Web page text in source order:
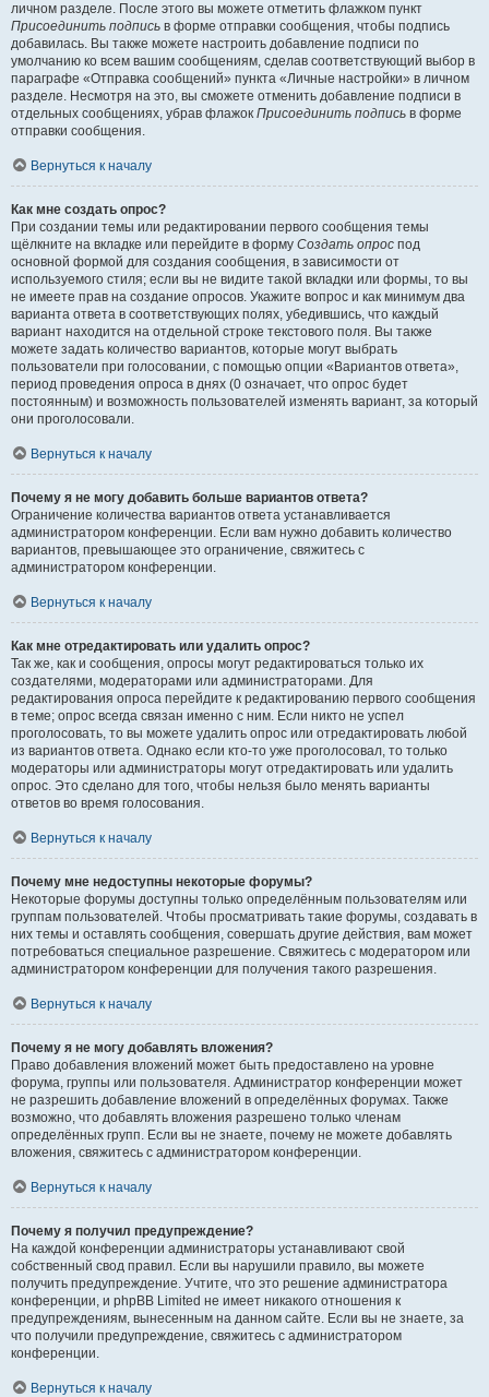
личном разделе. После этого вы можете отметить флажком пункт
Присоединить подпись в форме отправки сообщения, чтобы подпись
добавилась. Вы также можете настроить добавление подписи по
умолчанию ко всем вашим сообщениям, сделав соответствующий выбор в
параграфе «Отправка сообщений» пункта «Личные настройки» в личном
разделе. Несмотря на это, вы сможете отменить добавление подписи в
отдельных сообщениях, убрав флажок Присоединить подпись в форме
отправки сообщения.
Вернуться к началу
Как мне создать опрос?
При создании темы или редактировании первого сообщения темы
щёлкните на вкладке или перейдите в форму Создать опрос под
основной формой для создания сообщения, в зависимости от
используемого стиля; если вы не видите такой вкладки или формы, то вы
не имеете прав на создание опросов. Укажите вопрос и как минимум два
варианта ответа в соответствующих полях, убедившись, что каждый
вариант находится на отдельной строке текстового поля. Вы также
можете задать количество вариантов, которые могут выбрать
пользователи при голосовании, с помощью опции «Вариантов ответа»,
период проведения опроса в днях (0 означает, что опрос будет
постоянным) и возможность пользователей изменять вариант, за который
они проголосовали.
Вернуться к началу
Почему я не могу добавить больше вариантов ответа?
Ограничение количества вариантов ответа устанавливается
администратором конференции. Если вам нужно добавить количество
вариантов, превышающее это ограничение, свяжитесь с
администратором конференции.
Вернуться к началу
Как мне отредактировать или удалить опрос?
Так же, как и сообщения, опросы могут редактироваться только их
создателями, модераторами или администраторами. Для
редактирования опроса перейдите к редактированию первого сообщения
в теме; опрос всегда связан именно с ним. Если никто не успел
проголосовать, то вы можете удалить опрос или отредактировать любой
из вариантов ответа. Однако если кто-то уже проголосовал, то только
модераторы или администраторы могут отредактировать или удалить
опрос. Это сделано для того, чтобы нельзя было менять варианты
ответов во время голосования.
Вернуться к началу
Почему мне недоступны некоторые форумы?
Некоторые форумы доступны только определённым пользователям или
группам пользователей. Чтобы просматривать такие форумы, создавать в
них темы и оставлять сообщения, совершать другие действия, вам может
потребоваться специальное разрешение. Свяжитесь с модератором или
администратором конференции для получения такого разрешения.
Вернуться к началу
Почему я не могу добавлять вложения?
Право добавления вложений может быть предоставлено на уровне
форума, группы или пользователя. Администратор конференции может
не разрешить добавление вложений в определённых форумах. Также
возможно, что добавлять вложения разрешено только членам
определённых групп. Если вы не знаете, почему не можете добавлять
вложения, свяжитесь с администратором конференции.
Вернуться к началу
Почему я получил предупреждение?
На каждой конференции администраторы устанавливают свой
собственный свод правил. Если вы нарушили правило, вы можете
получить предупреждение. Учтите, что это решение администратора
конференции, и phpBB Limited не имеет никакого отношения к
предупреждениям, вынесенным на данном сайте. Если вы не знаете, за
что получили предупреждение, свяжитесь с администратором
конференции.
Вернуться к началу